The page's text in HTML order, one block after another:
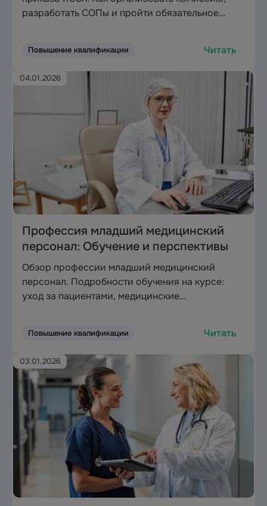
разработать СОПы и пройти обязательное
Повышение квалификации Читать
04.01.2026
Профессия младший медицинский
персонал: Обучение и перспективы
Обзор профессии младший медицинский
персонал. Подробности обучения на курсе:
уход за пациентами, медицинские
Повышение квалификации Читать
03.01.2026